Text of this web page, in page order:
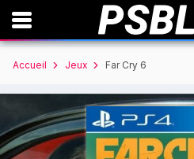
Accueil Jeux Far Cry 6